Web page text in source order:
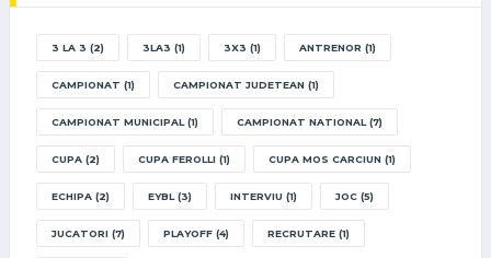
3 LA 3 (2) 3LA3 (1) 3X3 (1) ANTRENOR (1)
CAMPIONAT (1) CAMPIONAT JUDETEAN (1)
CAMPIONAT MUNICIPAL (1) CAMPIONAT NATIONAL (7)
CUPA (2) CUPA FEROLLI (1) CUPA MOS CARCIUN (1)
ECHIPA (2) EYBL (3) INTERVIU (1) JOC (5)
JUCATORI (7) PLAYOFF (4) RECRUTARE (1)